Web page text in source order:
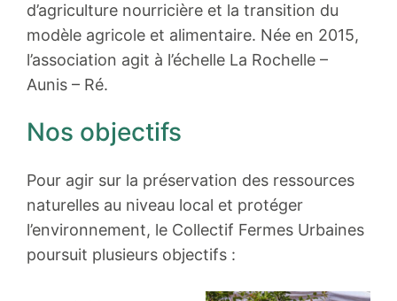
d’agriculture nourricière et la transition du
modèle agricole et alimentaire. Née en 2015,
l’association agit à l’échelle La Rochelle –
Aunis – Ré.
Nos objectifs
Pour agir sur la préservation des ressources
naturelles au niveau local et protéger
l’environnement, le Collectif Fermes Urbaines
poursuit plusieurs objectifs :